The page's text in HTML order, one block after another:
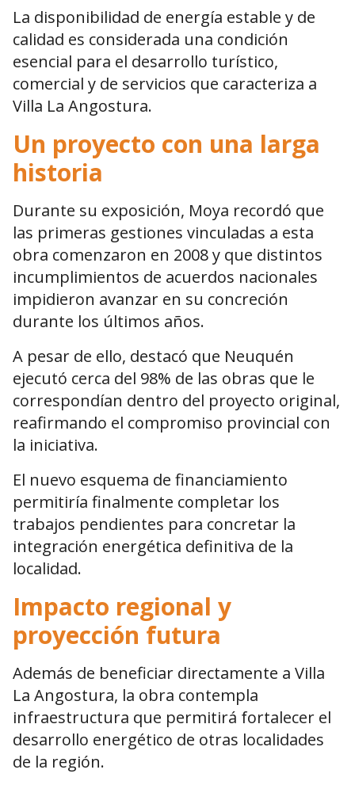
La disponibilidad de energía estable y de
calidad es considerada una condición
esencial para el desarrollo turístico,
comercial y de servicios que caracteriza a
Villa La Angostura.
Un proyecto con una larga
historia
Durante su exposición, Moya recordó que
las primeras gestiones vinculadas a esta
obra comenzaron en 2008 y que distintos
incumplimientos de acuerdos nacionales
impidieron avanzar en su concreción
durante los últimos años.
A pesar de ello, destacó que Neuquén
ejecutó cerca del 98% de las obras que le
correspondían dentro del proyecto original,
reafirmando el compromiso provincial con
la iniciativa.
El nuevo esquema de financiamiento
permitiría finalmente completar los
trabajos pendientes para concretar la
integración energética definitiva de la
localidad.
Impacto regional y
proyección futura
Además de beneficiar directamente a Villa
La Angostura, la obra contempla
infraestructura que permitirá fortalecer el
desarrollo energético de otras localidades
de la región.